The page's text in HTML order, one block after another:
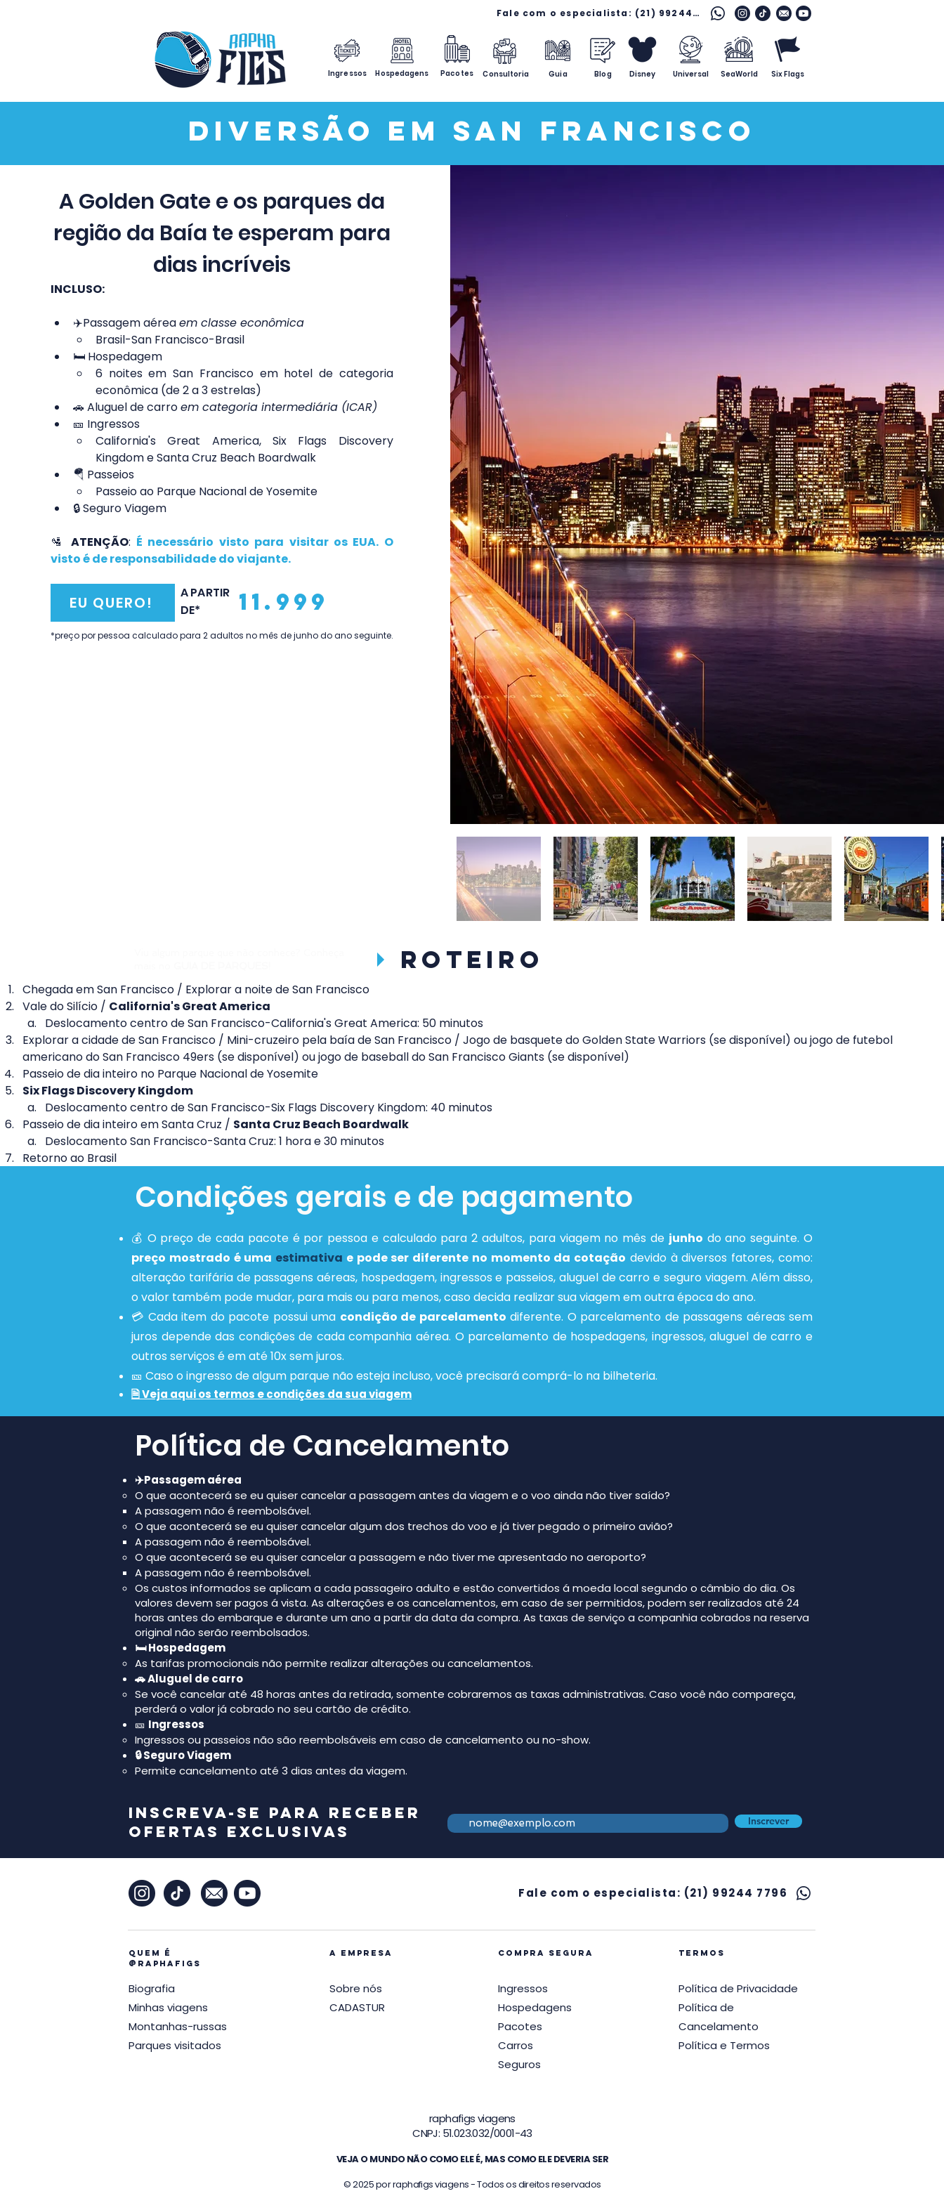
Fale com o especialista: (21) 99244 7796
Ingressos Hospedagens Pacotes Consultoria Guia Blog Disney Universal SeaWorld Six Flags
Diversão em San Francisco
A Golden Gate e os parques da
região da Baía te esperam para
dias incríveis
INCLUSO:
✈️Passagem aérea em classe econômica
Brasil-San Francisco-Brasil
🛏️ Hospedagem
6 noites em San Francisco em hotel de categoria
econômica (de 2 a 3 estrelas)
🚗 Aluguel de carro em categoria intermediária (ICAR)
🎫 Ingressos
California's Great America, Six Flags Discovery
Kingdom e Santa Cruz Beach Boardwalk
🪂 Passeios
Passeio ao Parque Nacional de Yosemite
🔒 Seguro Viagem
🛂 ATENÇÃO: É necessário visto para visitar os EUA. O
visto é de responsabilidade do viajante.
EU QUERO!
A PARTIR
DE*
11.999
*preço por pessoa calculado para 2 adultos no mês de junho do ano seguinte.
ROTEIRO
Chegada em San Francisco / Explorar a noite de San Francisco
Vale do Silício / California's Great America
Deslocamento centro de San Francisco-California's Great America: 50 minutos
Explorar a cidade de San Francisco / Mini-cruzeiro pela baía de San Francisco / Jogo de basquete do Golden State Warriors (se disponível) ou jogo de futebol
americano do San Francisco 49ers (se disponível) ou jogo de baseball do San Francisco Giants (se disponível)
Passeio de dia inteiro no Parque Nacional de Yosemite
Six Flags Discovery Kingdom
Deslocamento centro de San Francisco-Six Flags Discovery Kingdom: 40 minutos
Passeio de dia inteiro em Santa Cruz / Santa Cruz Beach Boardwalk
Deslocamento San Francisco-Santa Cruz: 1 hora e 30 minutos
Retorno ao Brasil
Condições gerais e de pagamento
💰 O preço de cada pacote é por pessoa e calculado para 2 adultos, para viagem no mês de junho do ano seguinte. O
preço mostrado é uma estimativa e pode ser diferente no momento da cotação devido à diversos fatores, como:
alteração tarifária de passagens aéreas, hospedagem, ingressos e passeios, aluguel de carro e seguro viagem. Além disso,
o valor também pode mudar, para mais ou para menos, caso decida realizar sua viagem em outra época do ano.
💳 Cada item do pacote possui uma condição de parcelamento diferente. O parcelamento de passagens aéreas sem
juros depende das condições de cada companhia aérea. O parcelamento de hospedagens, ingressos, aluguel de carro e
outros serviços é em até 10x sem juros.
🎫 Caso o ingresso de algum parque não esteja incluso, você precisará comprá-lo na bilheteria.
🗎Veja aqui os termos e condições da sua viagem
Política de Cancelamento
✈️Passagem aérea
O que acontecerá se eu quiser cancelar a passagem antes da viagem e o voo ainda não tiver saído?
A passagem não é reembolsável.
O que acontecerá se eu quiser cancelar algum dos trechos do voo e já tiver pegado o primeiro avião?
A passagem não é reembolsável.
O que acontecerá se eu quiser cancelar a passagem e não tiver me apresentado no aeroporto?
A passagem não é reembolsável.
Os custos informados se aplicam a cada passageiro adulto e estão convertidos á moeda local segundo o câmbio do dia. Os
valores devem ser pagos á vista. As alterações e os cancelamentos, em caso de ser permitidos, podem ser realizados até 24
horas antes do embarque e durante um ano a partir da data da compra. As taxas de serviço a companhia cobrados na reserva
original não serão reembolsados.
🛏️ Hospedagem
As tarifas promocionais não permite realizar alterações ou cancelamentos.
🚗 Aluguel de carro
​Se você cancelar até 48 horas antes da retirada, somente cobraremos as taxas administrativas. Caso você não compareça,
perderá o valor já cobrado no seu cartão de crédito.
🎫 Ingressos
Ingressos ou passeios não são reembolsáveis em caso de cancelamento ou no-show.
🔒 Seguro Viagem
Permite cancelamento até 3 dias antes da viagem.​
Inscreva-se para receber
ofertas exclusivas
Inscrever
Fale com o especialista: (21) 99244 7796
Quem é
@raphafigs
Biografia
Minhas viagens
Montanhas-russas
Parques visitados
A EMPRESA
Sobre nós
CADASTUR
compra segura
Ingressos
Hospedagens
Pacotes
Carros
Seguros
termos
Política de Privacidade
Política de
Cancelamento
Política e Termos
raphafigs viagens
CNPJ: 51.023.032/0001-43
VEJA O MUNDO NÃO COMO ELE É, MAS COMO ELE DEVERIA SER
© 2025 por raphafigs viagens - Todos os direitos reservados